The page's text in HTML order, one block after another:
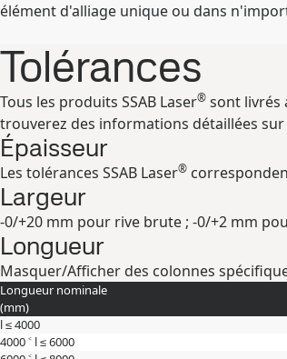
élément d'alliage unique ou dans
Tolérances
Tous les produits SSAB Laser® sont livrés
trouverez des informations détaillées sur
Épaisseur
Les tolérances SSAB Laser®
Largeur
-0/+20 mm pour rive brute ; -0/+2 mm
Longueur
Masquer/Afficher des colonnes
Longueur nominale
(mm)
l ≤ 4000
4000 ˂ l ≤ 6000